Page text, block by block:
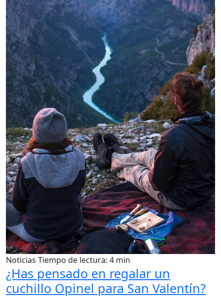
Noticias Tiempo de lectura: 4 min
¿Has pensado en regalar un
cuchillo Opinel para San Valentín?